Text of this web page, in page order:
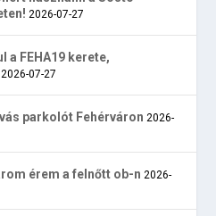
2026-07-27
a FEHA19 kerete,
2026-07-27
parkolót Fehérváron 2026-
érem a felnőtt ob-n 2026-